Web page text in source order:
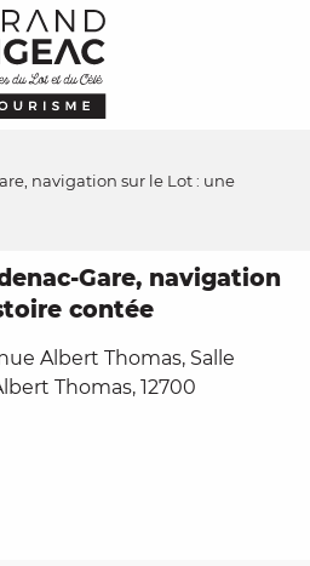
navigation sur le Lot : une
Gare, navigation
contée
Albert Thomas, Salle
Thomas, 12700